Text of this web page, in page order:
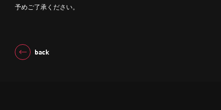
予めご了承ください。
back